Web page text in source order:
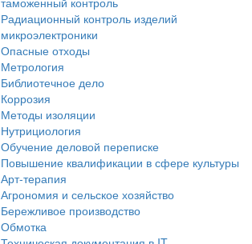
Радиационный контроль изделий
микроэлектроники
Опасные отходы
Метрология
Библиотечное дело
Коррозия
Методы изоляции
Нутрициология
Обучение деловой переписке
Повышение квалификации в сфере культуры
Арт-терапия
Агрономия и сельское хозяйство
Бережливое производство
Обмотка